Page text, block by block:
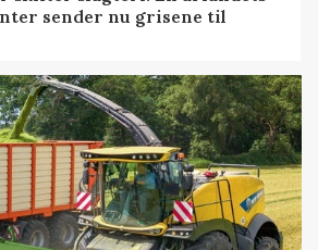
sender nu grisene til